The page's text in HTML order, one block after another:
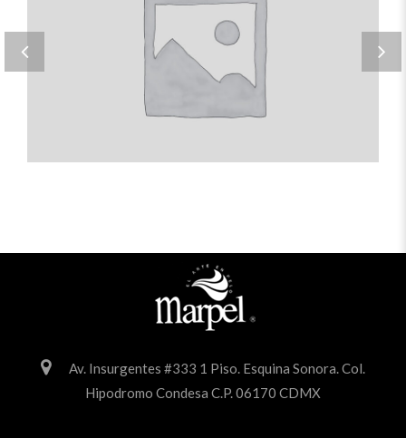
Maecenas diam ut amet
Rectangle
Av. Insurgentes #333 1 Piso. Esquina Sonora. Col.
Hipodromo Condesa C.P. 06170 CDMX